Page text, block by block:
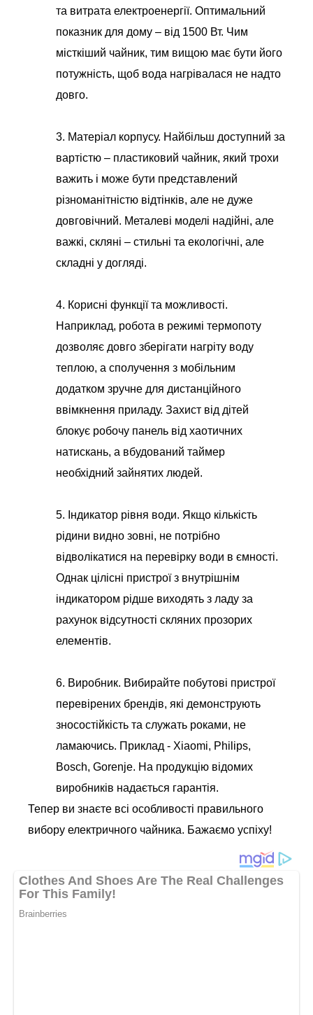
та витрата електроенергії. Оптимальний
показник для дому – від 1500 Вт. Чим
місткіший чайник, тим вищою має бути його
потужність, щоб вода нагрівалася не надто
довго.
3. Матеріал корпусу. Найбільш доступний за
вартістю – пластиковий чайник, який трохи
важить і може бути представлений
різноманітністю відтінків, але не дуже
довговічний. Металеві моделі надійні, але
важкі, скляні – стильні та екологічні, але
складні у догляді.
4. Корисні функції та можливості.
Наприклад, робота в режимі термопоту
дозволяє довго зберігати нагріту воду
теплою, а сполучення з мобільним
додатком зручне для дистанційного
ввімкнення приладу. Захист від дітей
блокує робочу панель від хаотичних
натискань, а вбудований таймер
необхідний зайнятих людей.
5. Індикатор рівня води. Якщо кількість
рідини видно зовні, не потрібно
відволікатися на перевірку води в ємності.
Однак цілісні пристрої з внутрішнім
індикатором рідше виходять з ладу за
рахунок відсутності скляних прозорих
елементів.
6. Виробник. Вибирайте побутові пристрої
перевірених брендів, які демонструють
зносостійкість та служать роками, не
ламаючись. Приклад - Xiaomi, Philips,
Bosch, Gorenje. На продукцію відомих
виробників надається гарантія.
Тепер ви знаєте всі особливості правильного
вибору електричного чайника. Бажаємо успіху!